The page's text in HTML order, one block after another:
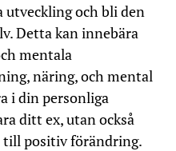
utveckling och bli den
Detta kan innebära
mentala
näring, och mental
i din personliga
ditt ex, utan också
till positiv förändring.